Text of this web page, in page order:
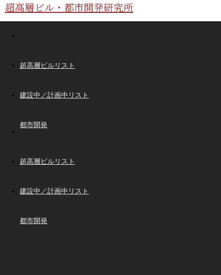
超高層ビル・都市開発研究所
超高層ビルリスト
建設中／計画中リスト
都市開発
超高層ビルリスト
建設中／計画中リスト
都市開発